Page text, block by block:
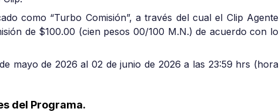
como “Turbo Comisión”, a través del cual el Clip Agente
de $100.00 (cien pesos 00/100 M.N.) de acuerdo con lo
mayo de 2026 al 02 de junio de 2026 a las 23:59 hrs (hora
del Programa.